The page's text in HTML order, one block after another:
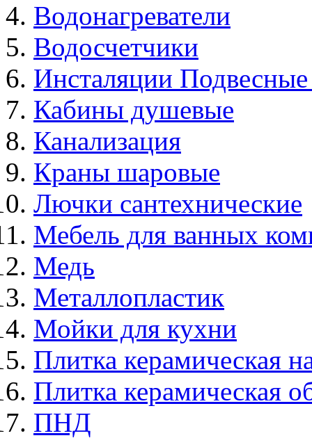
Водонагреватели
Водосчетчики
Инсталяции
Кабины душевые
Канализация
Краны шаровые
Лючки сантехнические
Мебель для ванных
Медь
Металлопластик
Мойки для кухни
Плитка керамическая
Плитка керамическая
ПНД